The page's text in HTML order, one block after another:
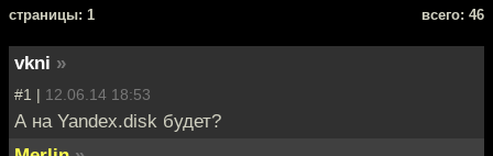
cтраницы: 1 всего: 46
vkni »
#1 | 12.06.14 18:53
А на Yandex.disk будет?